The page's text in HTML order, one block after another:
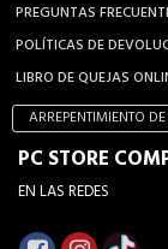
PREGUNTAS
POLÍTICAS DE
LIBRO DE QUEJAS
ARREPENTIMIENTO
PC STORE
EN LAS REDES